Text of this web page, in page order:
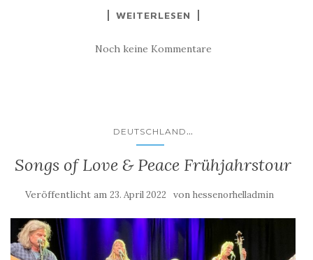
WEITERLESEN
Noch keine Kommentare
DEUTSCHLAND ...
Songs of Love & Peace Frühjahrstour
Veröffentlicht am 23. April 2022 von hessenorhelladmin